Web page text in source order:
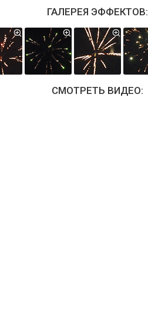
ГАЛЕРЕЯ ЭФФЕКТОВ:
СМОТРЕТЬ ВИДЕО: